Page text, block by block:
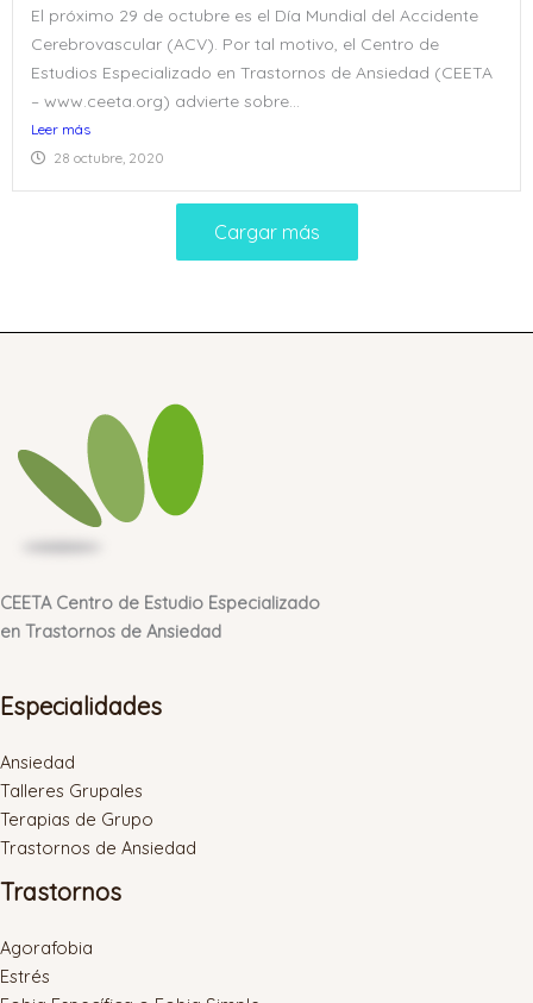
El próximo 29 de octubre es el Día Mundial del Accidente
Cerebrovascular (ACV). Por tal motivo, el Centro de
Estudios Especializado en Trastornos de Ansiedad (CEETA
– www.ceeta.org) advierte sobre...
Leer más
28 octubre, 2020
Cargar más
CEETA Centro de Estudio Especializado
en Trastornos de Ansiedad
Especialidades
Ansiedad
Talleres Grupales
Terapias de Grupo
Trastornos de Ansiedad
Trastornos
Agorafobia
Estrés